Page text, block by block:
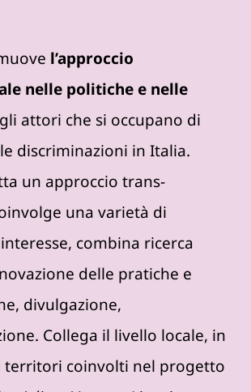
l’approccio
nelle politiche e nelle
attori che si occupano di
discriminazioni in Italia.
un approccio trans-
una varietà di
combina ricerca
delle pratiche e
divulgazione,
Collega il livello locale, in
territori coinvolti nel progetto